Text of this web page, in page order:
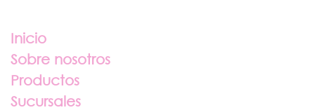
Inicio
Sobre nosotros
Productos
Sucursales